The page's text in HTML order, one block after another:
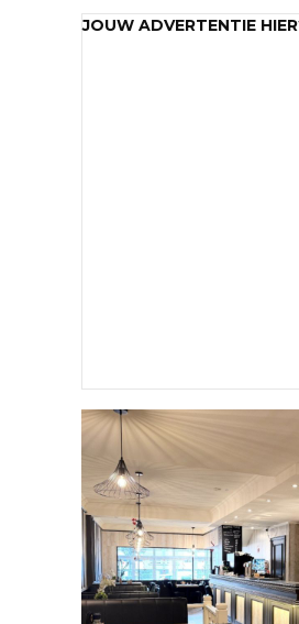
JOUW ADVERTENTIE